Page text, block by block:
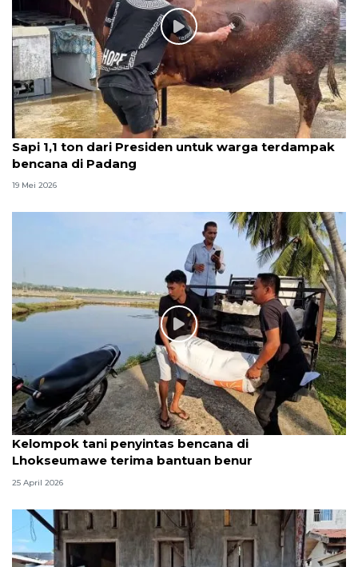
Sapi 1,1 ton dari Presiden untuk warga terdampak
bencana di Padang
19 Mei 2026
Kelompok tani penyintas bencana di
Lhokseumawe terima bantuan benur
25 April 2026